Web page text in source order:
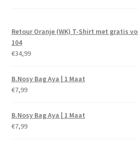
Retour Oranje (WK) T-Shirt met gratis
104
€34,99
B.Nosy Bag Aya | 1 Maat
€7,99
B.Nosy Bag Aya | 1 Maat
€7,99